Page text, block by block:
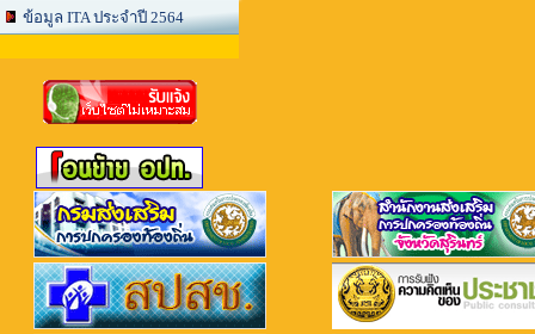
ข้อมูล ITA ประจำปี 2564